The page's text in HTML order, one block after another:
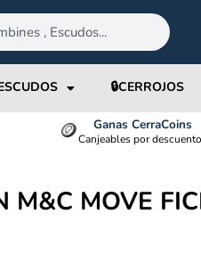
🔒CERROJOS
🪙 Ganas CerraCoins
Canjeables por
M&C MOVE